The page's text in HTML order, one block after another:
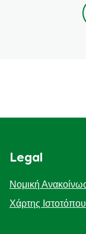
Legal
Νομική
Χάρτης Ιστοτόπου